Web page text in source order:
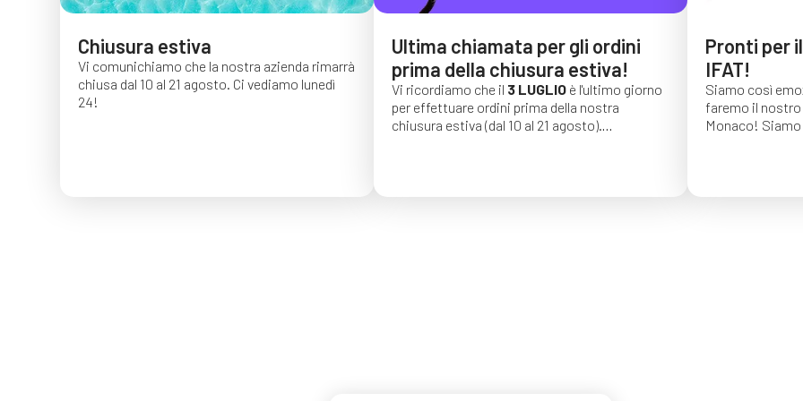
Chiusura estiva
Vi comunichiamo che la nostra azienda rimarrà
chiusa dal 10 al 21 agosto. Ci vediamo lunedì
24!
Ultima chiamata per gli ordini
prima della chiusura estiva!
Vi ricordiamo che il 3 LUGLIO è l'ultimo giorno
per effettuare ordini prima della nostra
chiusura estiva (dal 10 al 21 agosto).
Pronti per
IFAT!
Siamo così
faremo il
Monaco!